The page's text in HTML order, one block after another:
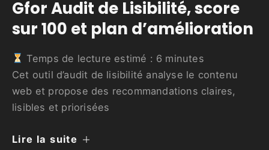
Gfor Audit de Lisibilité, score
sur 100 et plan d’amélioration
Temps de lecture estimé : 6 minutes
Cet outil d’audit de lisibilité analyse le contenu
web et propose des recommandations claires,
lisibles et priorisées
Lire la suite